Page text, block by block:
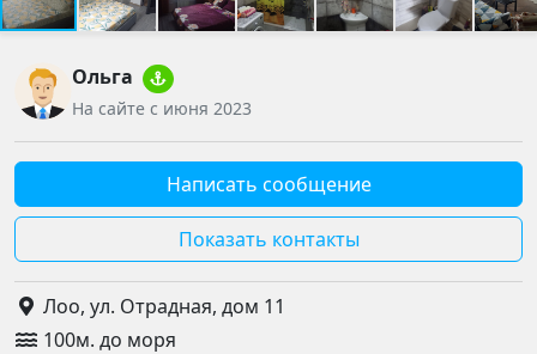
Ольга
На сайте с июня 2023
Написать сообщение
Показать контакты
Лоо, ул. Отрадная, дом 11
100м. до моря